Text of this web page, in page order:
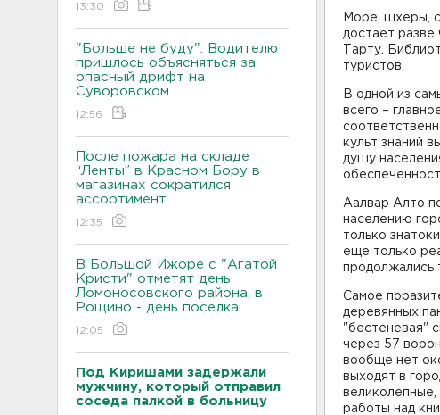
13:30
"Больше не буду". Водителю
пришлось объясняться за
опасный дрифт на
Суворовском
12:56
После пожара на складе
“Ленты” в Красном Бору в
магазинах сократился
ассортимент
12:35
В Большой Ижоре с "Агатой
Кристи" отметят день
Ломоносовского района, в
Рощино - день поселка
12:05
Под Киришами задержали
мужчину, который отправил
соседа палкой в больницу
Море, шхеры,
достает разве
Тарту.
туристов.
В одной из
всего –
культ знаний
душу
Аалвар Алто
населению
только
еще только
продолжались
Самое
деревянных
"бестеневая"
через 57
вообще нет
выходят в
великолепные,
работы над